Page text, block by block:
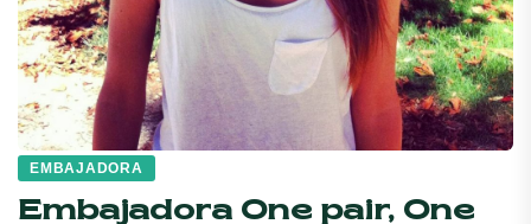
EMBAJADORA
Embajadora One pair, One